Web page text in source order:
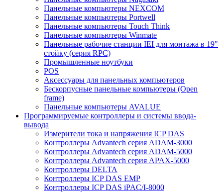
Панельные компьютеры NEXCOM
Панельные компьютеры Portwell
Панельные компьютеры Touch Think
Панельные компьютеры Winmate
Панельные рабочие станции IEI для монтажа в 19"
стойку (серия RPC)
Промышленные ноутбуки
POS
Аксессуары для панельных компьютеров
Бескорпусные панельные компьютеры (Open
frame)
Панельные компьютеры AVALUE
Программируемые контроллеры и системы ввода-
вывода
Измерители тока и напряжения ICP DAS
Контроллеры Advantech серия ADAM-3000
Контроллеры Advantech серия ADAM-5000
Контроллеры Advantech серия APAX-5000
Контроллеры DELTA
Контроллеры ICP DAS EMP
Контроллеры ICP DAS iPAC/I-8000